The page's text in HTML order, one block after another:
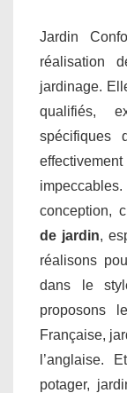
Jardin
réalisation
jardinage.
qualifiés,
spécifiques
conception,
de jardin,
réalisons
dans le
proposons
Française,
l’anglaise.
potager,